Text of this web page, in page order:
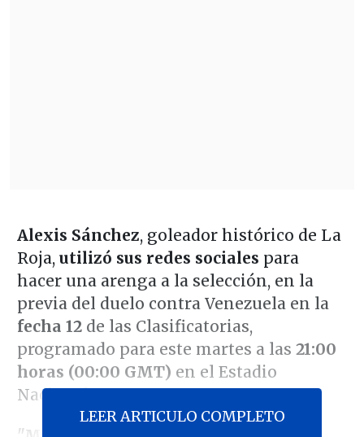
Alexis Sánchez, goleador histórico de La
Roja, utilizó sus redes sociales para
hacer una arenga a la selección, en la
previa del duelo contra Venezuela en la
fecha 12de las Clasificatorias,
programado para este martes a las 21:00
horas (00:00 GMT) en el Estadio
Nacional.
LEER ARTICULO COMPLETO